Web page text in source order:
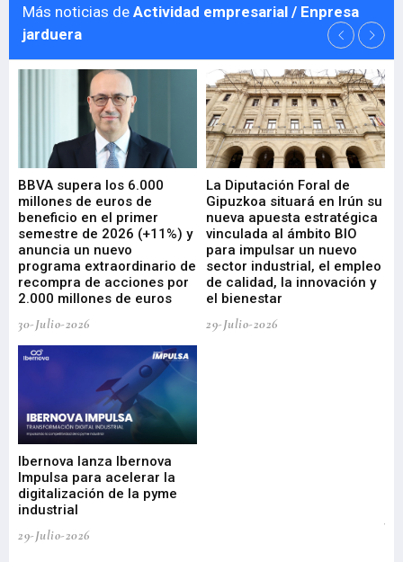
Más noticias de Actividad empresarial / Enpresa
jarduera
BBVA supera los 6.000
millones de euros de
beneficio en el primer
semestre de 2026 (+11%) y
anuncia un nuevo
programa extraordinario de
recompra de acciones por
2.000 millones de euros
30-Julio-2026
La Diputación Foral de
Gipuzkoa situará en Irún su
nueva apuesta estratégica
vinculada al ámbito BIO
para impulsar un nuevo
sector industrial, el empleo
de calidad, la innovación y
el bienestar
29-Julio-2026
Ibernova lanza Ibernova
Impulsa para acelerar la
digitalización de la pyme
industrial
29-Julio-2026